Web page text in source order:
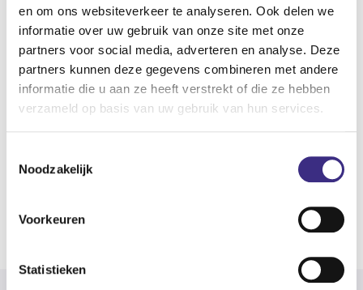
en om ons websiteverkeer te analyseren. Ook delen we
informatie over uw gebruik van onze site met onze
partners voor social media, adverteren en analyse. Deze
partners kunnen deze gegevens combineren met andere
informatie die u aan ze heeft verstrekt of die ze hebben
verzameld op basis van uw gebruik van hun services.
Noodzakelijk
Voorkeuren
Statistieken
Moet ik een Verklaring omtrent Gedrag hebben
als ik vrijwilliger word?
Hoe worden vrijwilligers bij Alliade
gewaardeerd?
Gelden de arbeidsvoorwaarden voor medewerkers
Meer voor vrijwilligers